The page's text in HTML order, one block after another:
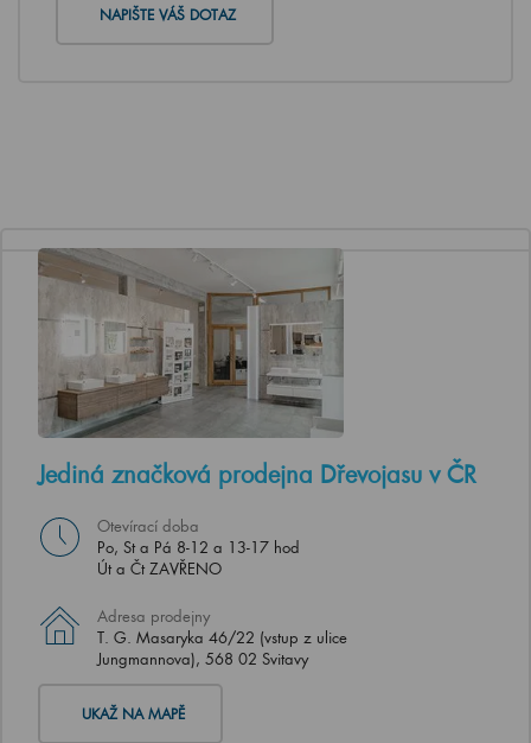
NAPIŠTE VÁŠ DOTAZ
Jediná značková prodejna Dřevojasu v ČR
Otevírací doba
Po, St a Pá 8-12 a 13-17 hod
Út a Čt ZAVŘENO
Adresa prodejny
T. G. Masaryka 46/22 (vstup z ulice
Jungmannova), 568 02 Svitavy
UKAŽ NA MAPĚ